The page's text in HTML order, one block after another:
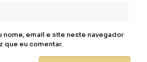
nome, email e site neste navegador
que eu comentar.